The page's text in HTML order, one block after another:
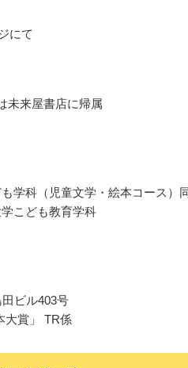
にて
未来屋書店に帰属
学科（児童文学・絵本コース）同
こども教育学科
ビル403号
大賞」 TR係